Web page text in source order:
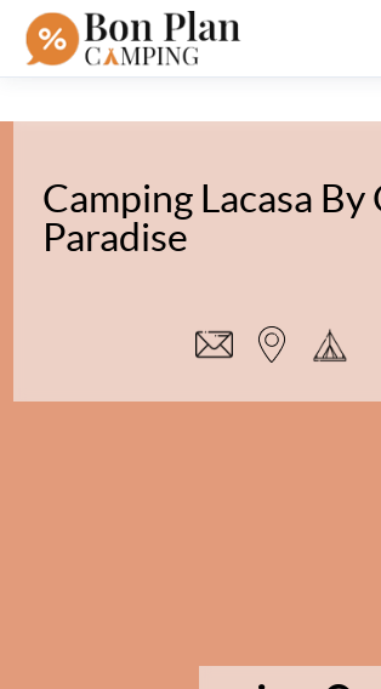
Camping Lacasa By
Paradise